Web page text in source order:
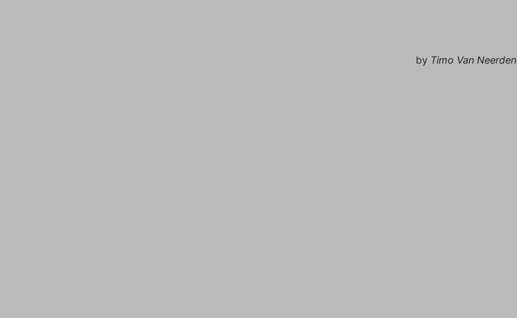
by Timo Van Neerden